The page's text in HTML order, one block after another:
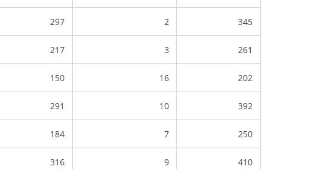
297 2 345
217 3 261
150 16 202
291 10 392
184 7 250
316 9 410